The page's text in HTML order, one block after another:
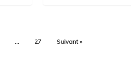
… 27 Suivant »